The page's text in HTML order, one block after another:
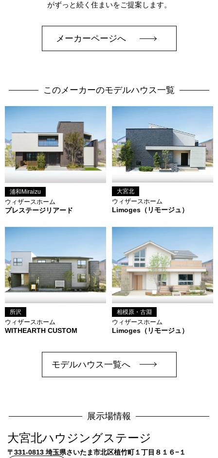
がずっと続く住まいをご提案します。
メーカーページへ
このメーカーのモデルハウス一覧
浦和Miraizu
ウィザースホーム
プレステージリアード
大宮北
ウィザースホーム
Limoges（リモージュ）
所沢
ウィザースホーム
WITHEARTH CUSTOM
相模原・古淵
ウィザースホーム
Limoges（リモージュ）
モデルハウス一覧へ
展示場情報
大宮北ハウジングステージ
〒331-0813 埼玉県さいたま市北区植竹町１丁目８１６−１